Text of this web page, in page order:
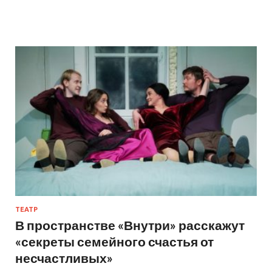
ТЕАТР
В пространстве «Внутри» расскажут
«секреты семейного счастья от
несчастливых»